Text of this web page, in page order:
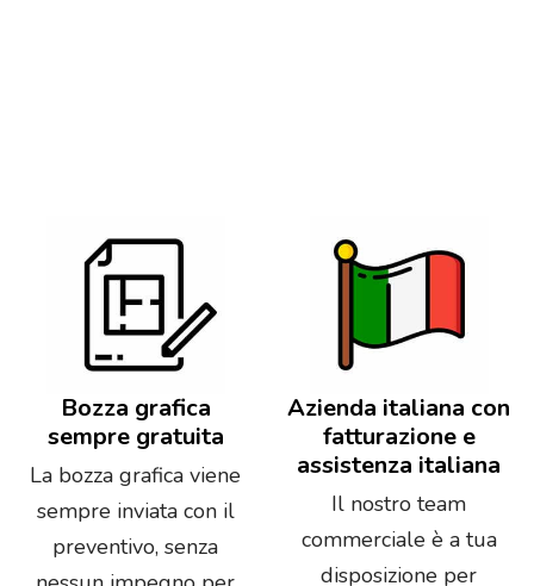
Bozza grafica
sempre gratuita
La bozza grafica viene
sempre inviata con il
preventivo, senza
Azienda italiana con
fatturazione e
assistenza italiana
Il nostro team
commerciale è a tua
disposizione per